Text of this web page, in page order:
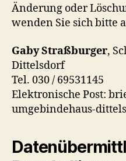
Änderung oder
wenden Sie sich bitte
Gaby Straßburger,
Dittelsdorf
Tel. 030 / 69531145
Elektronische Post:
umgebindehaus-